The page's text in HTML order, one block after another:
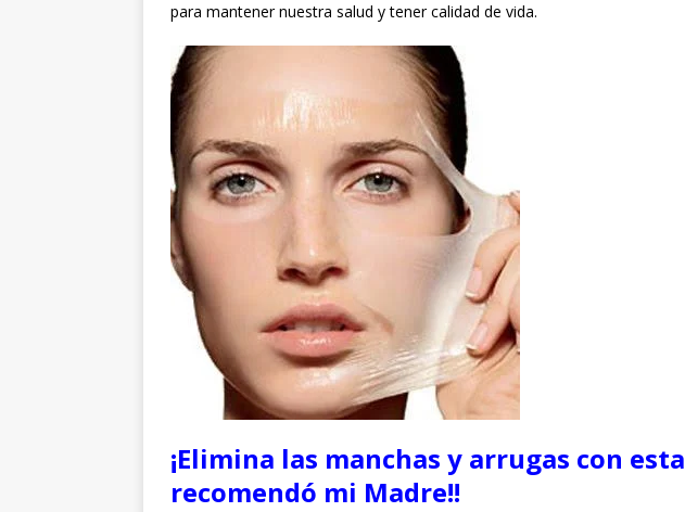
para mantener nuestra salud y tener calidad de vida.
¡Elimina las manchas y arrugas con
recomendó mi Madre!!